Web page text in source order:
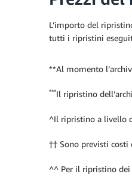
L’importo del
tutti i ripristini
**Al momento
***Il ripristino
^Il ripristino a livello
†† Sono previsti costi
^^ Per il ripristino dei